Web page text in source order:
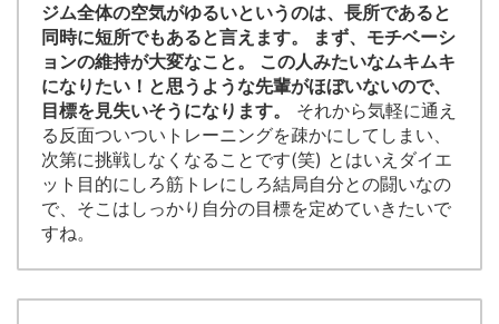
ジム全体の空気がゆるいというのは、長所であると
同時に短所でもあると言えます。 まず、モチベーシ
ョンの維持が大変なこと。 この人みたいなムキムキ
になりたい！と思うような先輩がほぼいないので、
目標を見失いそうになります。
それから気軽に通え
る反面ついついトレーニングを疎かにしてしまい、
次第に挑戦しなくなることです(笑) とはいえダイエ
ット目的にしろ筋トレにしろ結局自分との闘いなの
で、そこはしっかり自分の目標を定めていきたいで
すね。